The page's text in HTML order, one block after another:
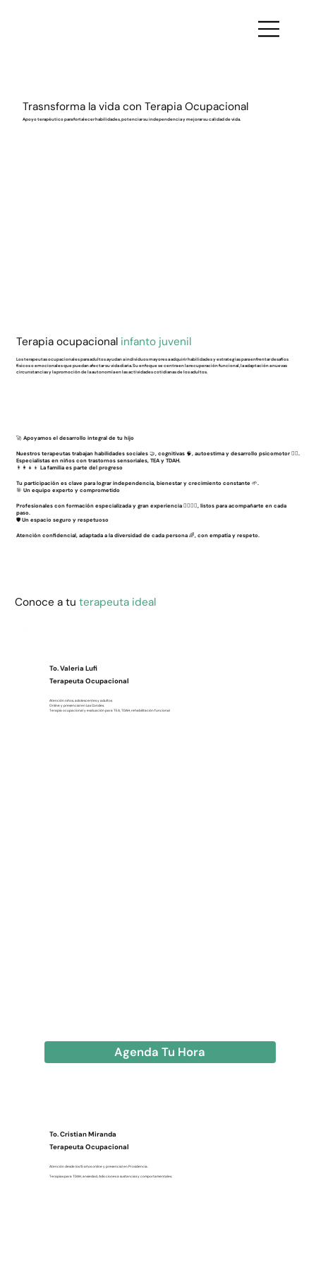
Trasnsforma la vida con Terapia Ocupacional
Apoyo terapéutico para fortalecer habilidades, potenciar su independencia y mejorar su calidad de vida.
Terapia ocupacional infanto juvenil
Los terapeutas ocupacionales para adultos ayudan a individuos mayores a adquirir habilidades y estrategias para enfrentar desafíos
físicos o emocionales que puedan afectar su vida diaria. Su enfoque se centra en la recuperación funcional, la adaptación a nuevas
circunstancias y la promoción de la autonomía en las actividades cotidianas de los adultos.
🚀 Apoyamos el desarrollo integral de tu hijo
Nuestros terapeutas trabajan habilidades sociales 🤝, cognitivas 🧠, autoestima y desarrollo psicomotor 🏃‍♂️.
Especialistas en niños con trastornos sensoriales, TEA y TDAH.
👨‍👩‍👧‍👦 La familia es parte del progreso
Tu participación es clave para lograr independencia, bienestar y crecimiento constante 🌱.
🎯 Un equipo experto y comprometido
Profesionales con formación especializada y gran experiencia 👩‍⚕️👨‍⚕️, listos para acompañarte en cada
paso.
🛡️ Un espacio seguro y respetuoso
Atención confidencial, adaptada a la diversidad de cada persona 🌈, con empatía y respeto.
To. Valeria Lufi
Terapeuta Ocupacional
Atención niños, adolescentes y adultos
Online y presencial en Las Condes.
Terapia ocupacional y evaluación para TEA, TDAH, rehabilitación funcional
Agenda Tu Hora
To. Cristian Miranda
Terapeuta Ocupacional
Atención desde los 15 años online y presencial en Providencia.
Terapias para TDAH, ansiedad, Adicciones a sustancias y comportamentales.
Conoce a tu terapeuta ideal